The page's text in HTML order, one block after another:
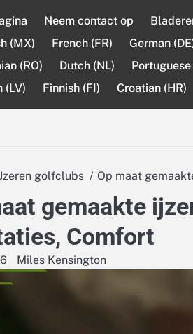
Neem contact op
(MX)
French (FR) German
(RO)
Dutch (NL) Portuguese
(LV)
Finnish (FI) Croatian (HR)
golfclubs Op maat
gemaakte
Comfort
Miles Kensington